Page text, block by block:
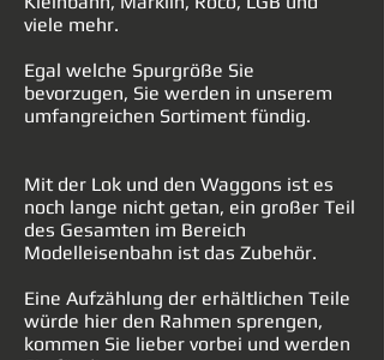
viele mehr.
Egal welche Spurgröße Sie
bevorzugen, Sie werden in unserem
umfangreichen Sortiment fündig.
Mit der Lok und den Waggons ist es
noch lange nicht getan, ein großer Teil
des Gesamten im Bereich
Modelleisenbahn ist das Zubehör.
Eine Aufzählung der erhältlichen Teile
würde hier den Rahmen sprengen,
kommen Sie lieber vorbei und werden